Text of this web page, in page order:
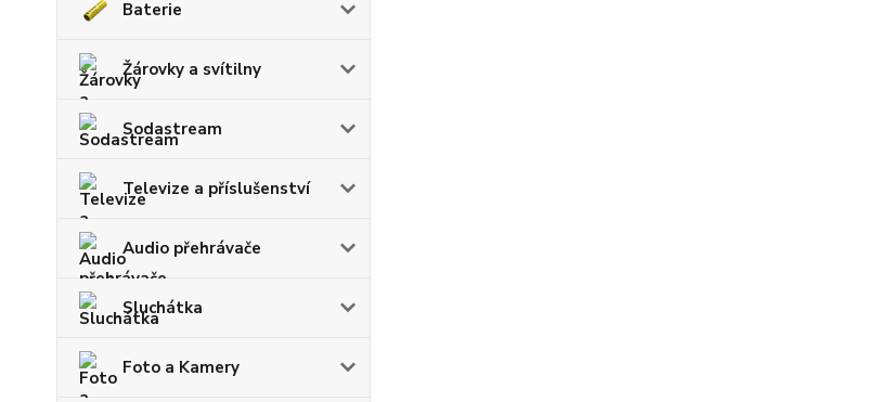
Baterie
Žárovky a svítilny
Sodastream
Televize a příslušenství
Audio přehrávače
Sluchátka
Foto a Kamery